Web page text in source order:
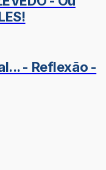
- Reflexão -